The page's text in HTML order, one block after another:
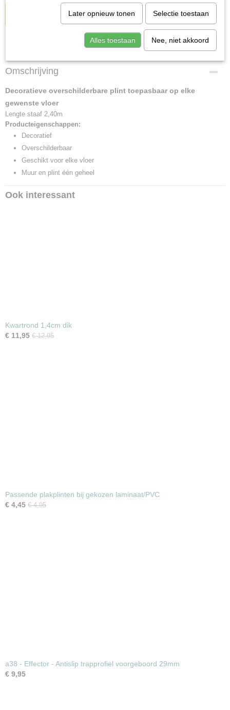
IN WINKELWAGEN
Afmetingen (l,b,h)
240 x 1,80 x 0 cm
Omschrijving
Decoratieve overschilderbare plint toepasbaar op elke
gewenste vloer
Lengte staaf 2,40m
Producteigenschappen:
Decoratief
Overschilderbaar
Geschikt voor elke vloer
Muur en plint één geheel
Ook interessant
Kwartrond 1,4cm dik
€ 11,95 € 12,95
Passende plakplinten bij gekozen laminaat/PVC
€ 4,45 € 4,95
a38 - Effector - Antislip trapprofiel voorgeboord 29mm
€ 9,95
Later opnieuw tonen Selectie toestaan
Alles toestaan Nee, niet akkoord